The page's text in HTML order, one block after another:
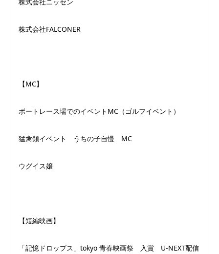
株式会社FALCONER
【MC】
ボートレース場でのイベントMC（ゴルフイベント）
猛禽類イベント うちの子自慢 MC
ウグイス嬢
【短編映画】
「記憶ドロップス」tokyo 青春映画祭 入賞 U-NEXT配信